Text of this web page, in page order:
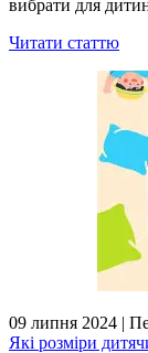
вибрати для
Читати статтю
09 липня 2024 |
Які розміри